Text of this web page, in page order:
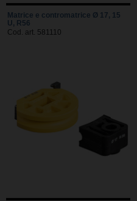
Matrice e contromatrice Ø 17, 15
U, R56
Cod. art. 581110